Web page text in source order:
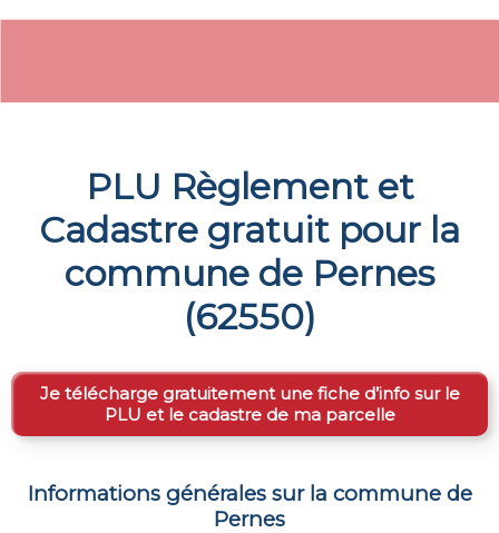
PLU Règlement et
Cadastre gratuit pour la
commune de Pernes
(62550)
Je télécharge gratuitement une fiche d’info sur le
PLU et le cadastre de ma parcelle
Informations générales sur la commune de
Pernes